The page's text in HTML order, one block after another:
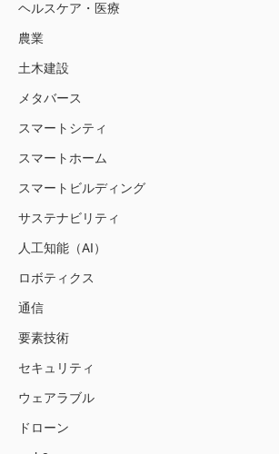
ヘルスケア・医療
農業
土木建設
メタバース
スマートシティ
スマートホーム
スマートビルディング
サステナビリティ
人工知能（AI）
ロボティクス
通信
要素技術
セキュリティ
ウェアラブル
ドローン